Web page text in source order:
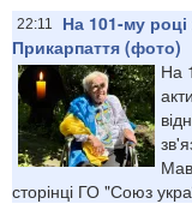
22:11
На 101-му
Прикарпаття (фото)
На
сторінці ГО "Союз